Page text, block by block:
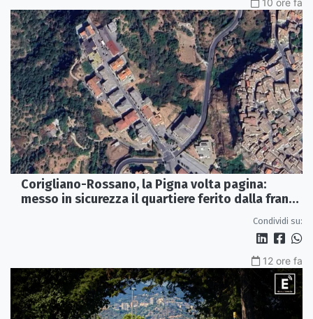
10 ore fa
Corigliano-Rossano, la Pigna volta pagina:
messo in sicurezza il quartiere ferito dalla frana
Condividi su:
12 ore fa